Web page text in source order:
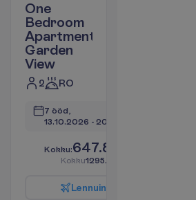
One
Bedroom
Apartment
Garden
View
2 RO
7 ööd,
13.10.2026 - 20.10.2026
Kokku:647.87
Kokku1295.74
Lennuin